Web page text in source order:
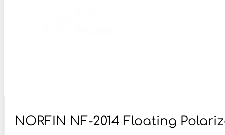
NORFIN NF-2014 Floating